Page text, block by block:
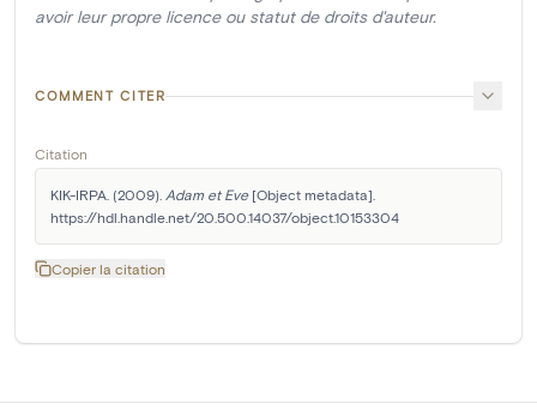
avoir leur propre licence ou statut de droits d'auteur.
COMMENT CITER
Citation
KIK-IRPA. (2009). Adam et Eve [Object metadata].
https://hdl.handle.net/20.500.14037/object.10153304
Copier la citation